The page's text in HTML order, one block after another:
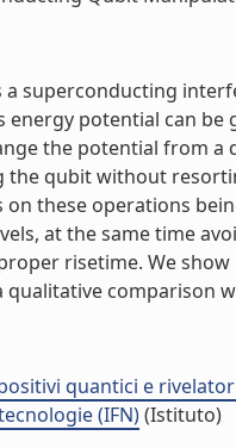
a superconducting
potential can
the potential from a
qubit without
on these operations
at the same time
risetime. We
qualitative comparison
quantici e
(IFN)(Istituto)